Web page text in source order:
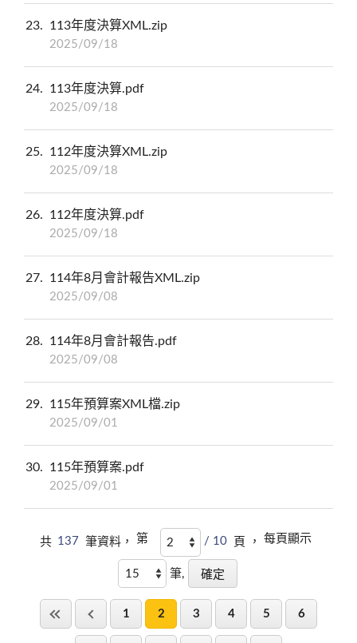
23 113年度決算XML.zip
2025/09/18
24 113年度決算.pdf
2025/09/18
25 112年度決算XML.zip
2025/09/18
26 112年度決算.pdf
2025/09/18
27 114年8月會計報告XML.zip
2025/09/08
28 114年8月會計報告.pdf
2025/09/08
29 115年預算案XML檔.zip
2025/09/01
30 115年預算案.pdf
2025/09/01
共 137 筆資料， 第 / 10 頁 ， 每頁顯示
筆,
1 2 3 4 5 6